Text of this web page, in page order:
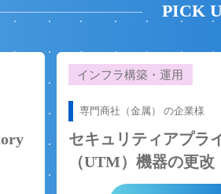
manage
ORACLE
WatchGuard
PICK
インフラ構築・運用
専門商社（金属） の企業様
セキュリティアプラ
（UTM）機器の更改